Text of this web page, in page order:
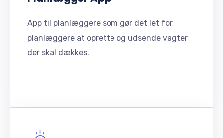
App til planlæggere som gør det let for
planlæggere at oprette og udsende vagter
der skal dækkes.